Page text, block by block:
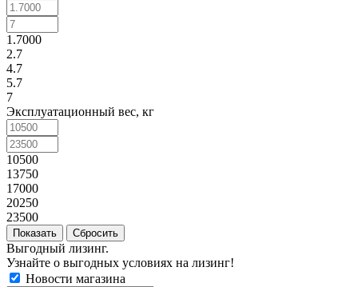
1.7000
2.7
4.7
5.7
7
Эксплуатационный вес, кг
10500
13750
17000
20250
23500
Сбросить
Выгодный лизинг.
Узнайте о выгодных условиях на лизинг!
Новости магазина